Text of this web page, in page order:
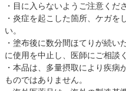
・目に入らないようご注意くだ
・炎症を起こした箇所、ケガを
い。
・塗布後に数分間ほてりが続
に使用を中止し、医師にご相談
・本品は、多量摂取により疾
ものではありません。